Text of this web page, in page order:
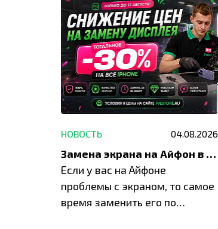
НОВОСТЬ 04.08.2026
Замена экрана на Айфон в Москве и Балашихе
Если у вас на Айфоне
проблемы с экраном, то самое
время заменить его по